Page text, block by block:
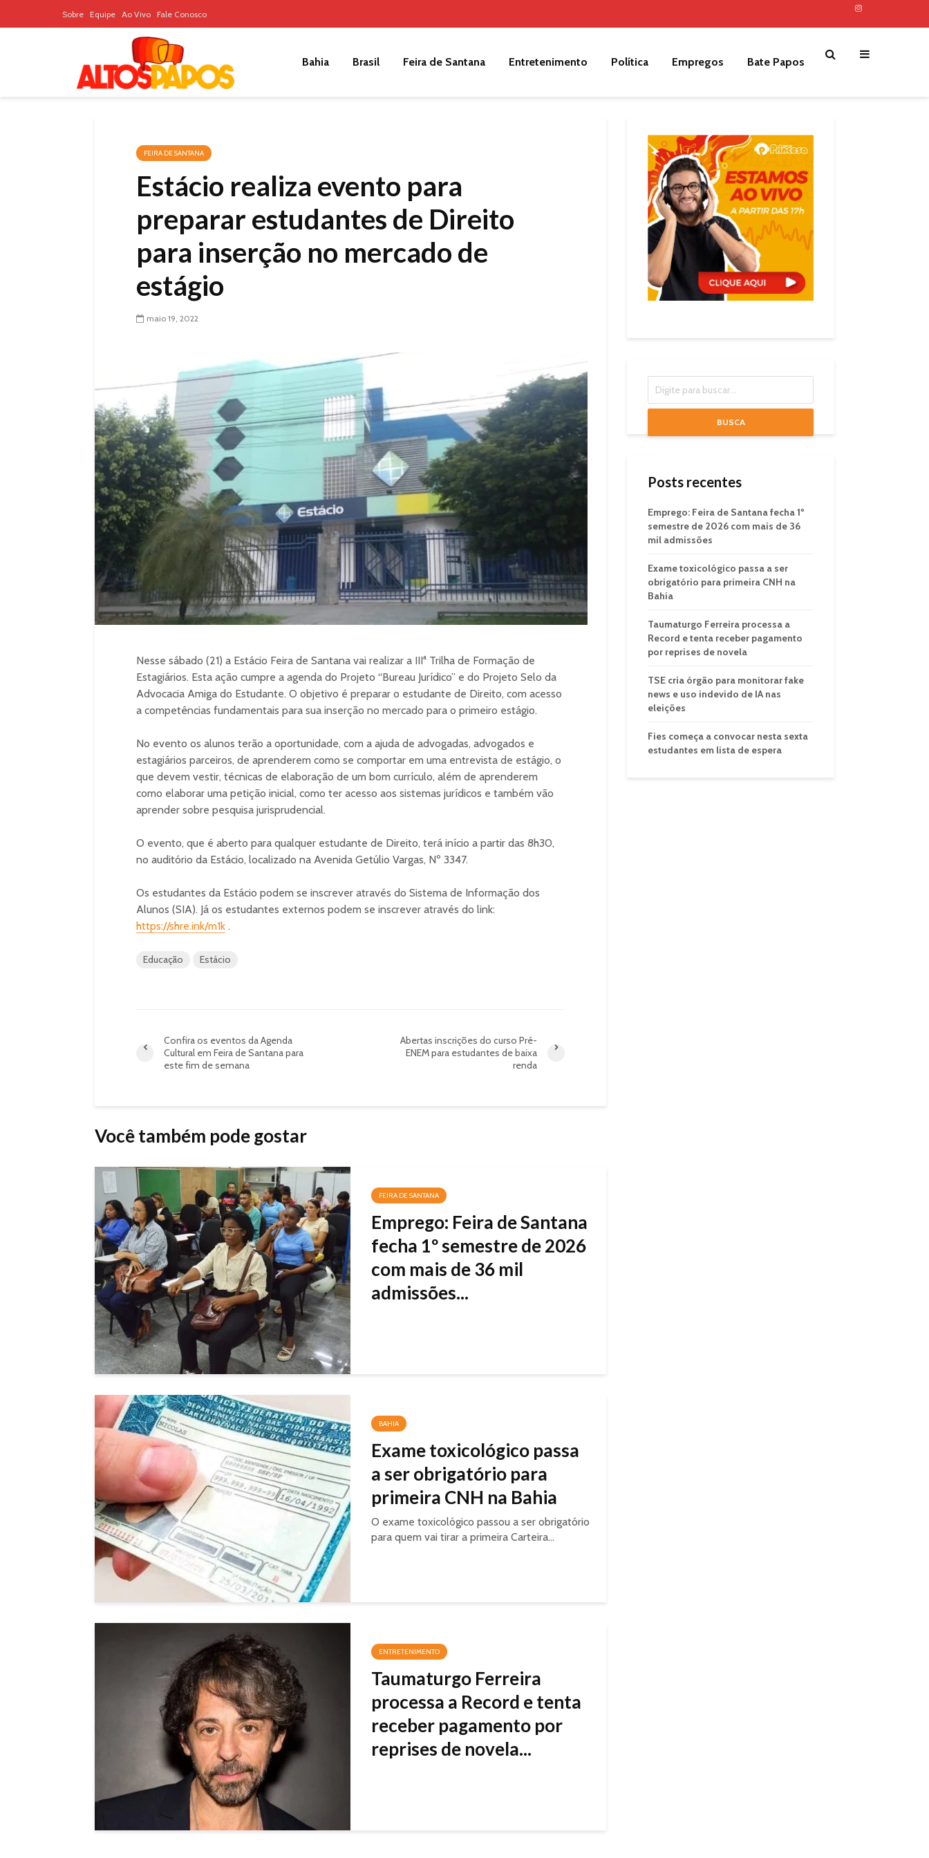
Sobre Equipe Ao Vivo Fale Conosco
Bahia Brasil Feira de Santana Entretenimento Política Empregos Bate Papos
FEIRA DE SANTANA
Estácio realiza evento para
preparar estudantes de Direito
para inserção no mercado de
estágio
maio 19, 2022
Nesse sábado (21) a Estácio Feira de Santana vai realizar a IIIª Trilha de Formação de
Estagiários. Esta ação cumpre a agenda do Projeto “Bureau Jurídico” e do Projeto Selo da
Advocacia Amiga do Estudante. O objetivo é preparar o estudante de Direito, com acesso
a competências fundamentais para sua inserção no mercado para o primeiro estágio.
No evento os alunos terão a oportunidade, com a ajuda de advogadas, advogados e
estagiários parceiros, de aprenderem como se comportar em uma entrevista de estágio, o
que devem vestir, técnicas de elaboração de um bom currículo, além de aprenderem
como elaborar uma petição inicial, como ter acesso aos sistemas jurídicos e também vão
aprender sobre pesquisa jurisprudencial.
O evento, que é aberto para qualquer estudante de Direito, terá início a partir das 8h30,
no auditório da Estácio, localizado na Avenida Getúlio Vargas, Nº 3347.
Os estudantes da Estácio podem se inscrever através do Sistema de Informação dos
Alunos (SIA). Já os estudantes externos podem se inscrever através do link:
https://shre.ink/m1k .
Educação Estácio
Confira os eventos da Agenda
Cultural em Feira de Santana para
este fim de semana
Abertas inscrições do curso Pré-
ENEM para estudantes de baixa
renda
Você também pode gostar
FEIRA DE SANTANA
Emprego: Feira de Santana
fecha 1º semestre de 2026
com mais de 36 mil
admissões...
BAHIA
Exame toxicológico passa
a ser obrigatório para
primeira CNH na Bahia
O exame toxicológico passou a ser obrigatório
para quem vai tirar a primeira Carteira...
ENTRETENIMENTO
Taumaturgo Ferreira
processa a Record e tenta
receber pagamento por
reprises de novela...
BUSCA
Posts recentes
Emprego: Feira de Santana fecha 1º
semestre de 2026 com mais de 36
mil admissões
Exame toxicológico passa a ser
obrigatório para primeira CNH na
Bahia
Taumaturgo Ferreira processa a
Record e tenta receber pagamento
por reprises de novela
TSE cria órgão para monitorar fake
news e uso indevido de IA nas
eleições
Fies começa a convocar nesta sexta
estudantes em lista de espera